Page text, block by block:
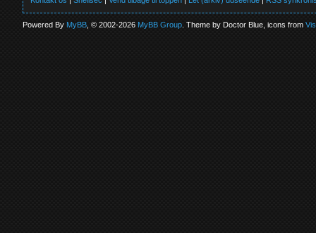
Powered ByMyBB , © 2002-2026MyBB Group . Theme by Doctor Blue, icons from